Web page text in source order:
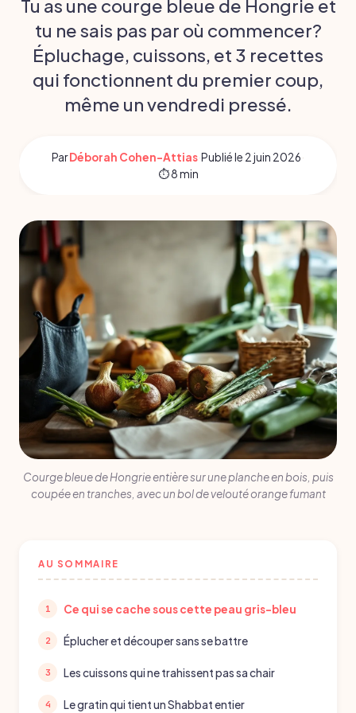
Tu as une courge bleue de Hongrie et
tu ne sais pas par où commencer?
Épluchage, cuissons, et 3 recettes
qui fonctionnent du premier coup,
même un vendredi pressé.
ParDéborah Cohen-Attias·Publié le 2 juin 2026·
⏱ 8 min
Courge bleue de Hongrie entière sur une planche en bois, puis
coupée en tranches, avec un bol de velouté orange fumant
AU SOMMAIRE
Ce qui se cache sous cette peau gris-bleu
Éplucher et découper sans se battre
Les cuissons qui ne trahissent pas sa chair
Le gratin qui tient un Shabbat entier